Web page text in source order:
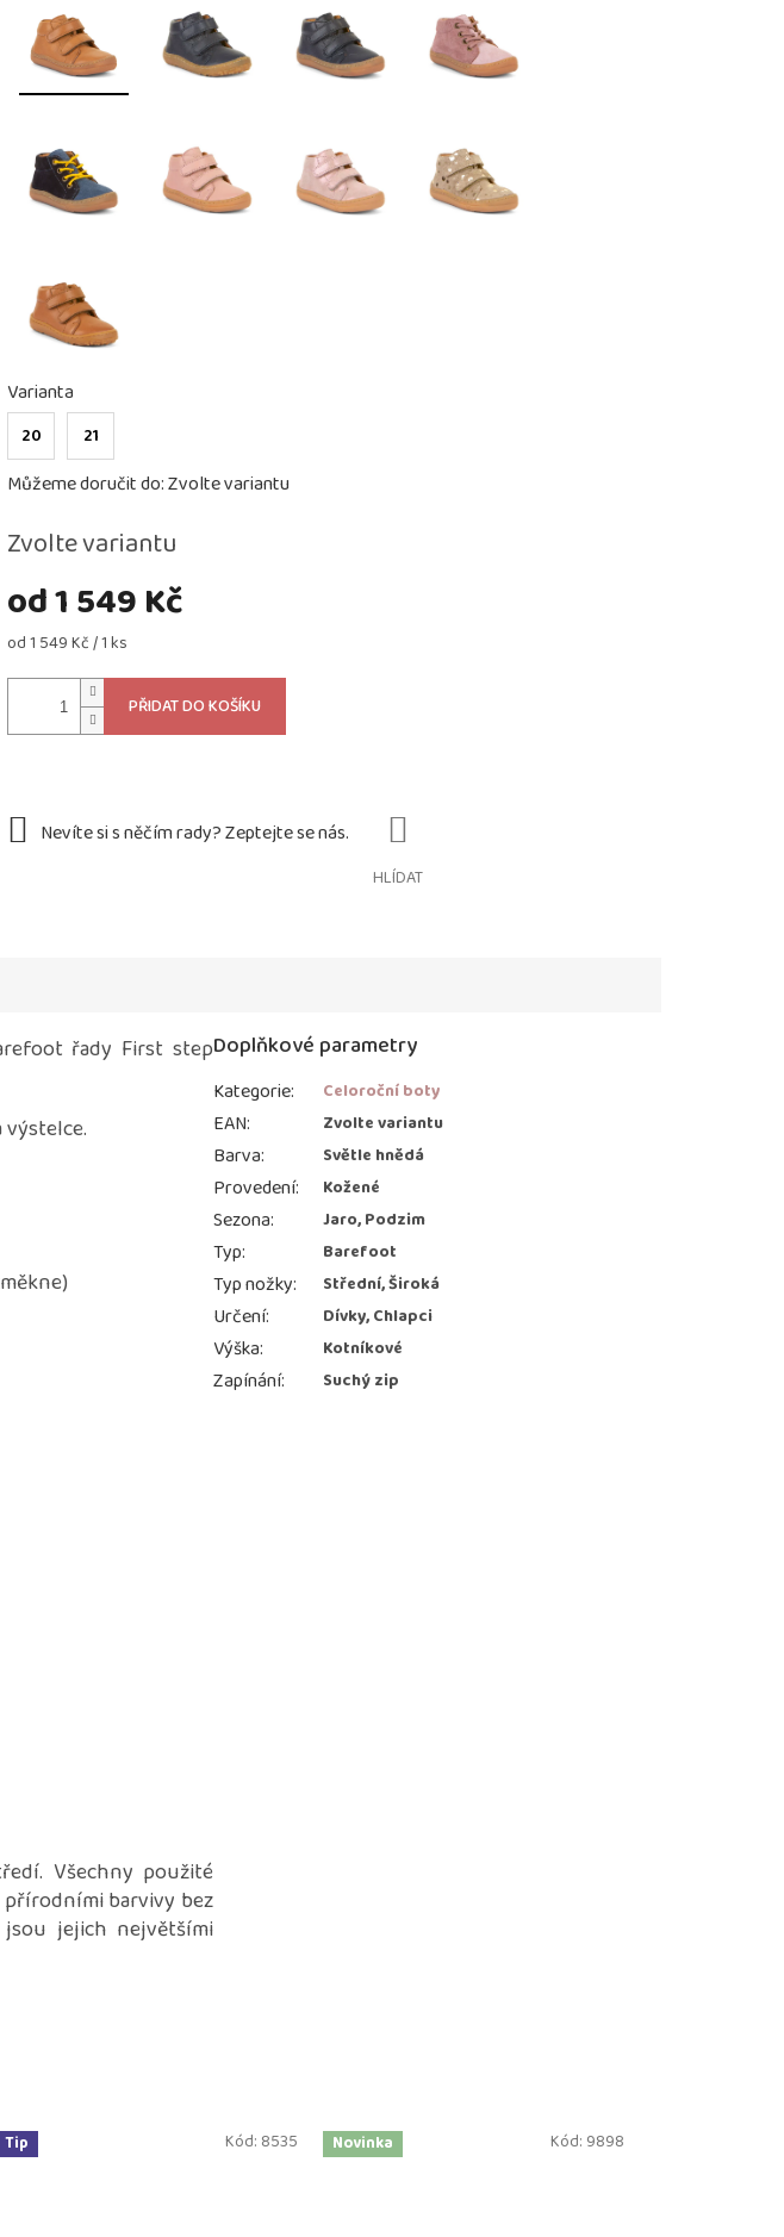
od1 549 Kč
Měrná
od 1 549 Kč / 1 ks
Zvolte variantu
Varianta
20 21
Můžeme doručit do:Zvolte variantu
PŘIDAT DO KOŠÍKU
HLÍDAT
Tip Kód: 8535 Novinka Kód: 9898
řady First step
Všechny použité
přírodními barvivy bez
jejich největšími
Doplňkové parametry
Kategorie: Celoroční boty
EAN: Zvolte variantu
Barva: Světle hnědá
Provedení: Kožené
Sezona: Jaro, Podzim
Typ: Barefoot
Typ nožky: Střední, Široká
Určení: Dívky, Chlapci
Výška: Kotníkové
Zapínání: Suchý zip